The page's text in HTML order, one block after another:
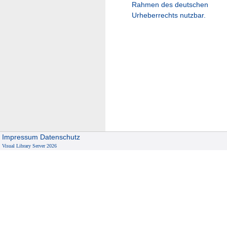
Rahmen des deutschen
Urheberrechts nutzbar.
Impressum Datenschutz
Visual Library Server 2026